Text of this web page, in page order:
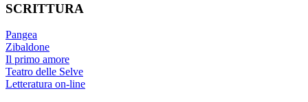
SCRITTURA
Pangea
Zibaldone
Il primo amore
Teatro delle Selve
Letteratura on-line